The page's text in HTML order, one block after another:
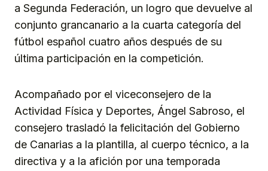
a Segunda Federación, un logro que devuelve al
conjunto grancanario a la cuarta categoría del
fútbol español cuatro años después de su
última participación en la competición.
Acompañado por el viceconsejero de la
Actividad Física y Deportes, Ángel Sabroso, el
consejero trasladó la felicitación del Gobierno
de Canarias a la plantilla, al cuerpo técnico, a la
directiva y a la afición por una temporada